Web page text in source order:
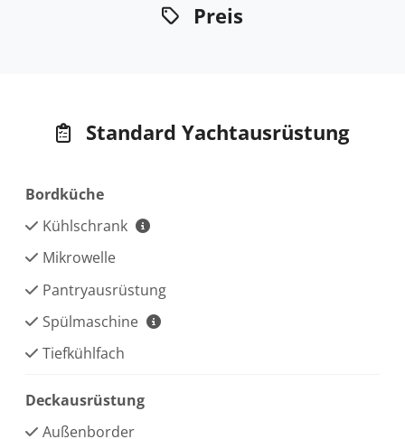
Preis
Standard Yachtausrüstung
Bordküche
Kühlschrank
Mikrowelle
Pantryausrüstung
Spülmaschine
Tiefkühlfach
Deckausrüstung
Außenborder